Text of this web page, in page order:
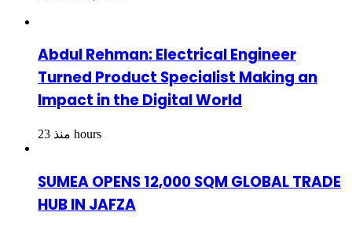
Abdul Rehman: Electrical Engineer
Turned Product Specialist Making an
Impact in the Digital World
منذ 23 hours
SUMEA OPENS 12,000 SQM GLOBAL TRADE
HUB IN JAFZA